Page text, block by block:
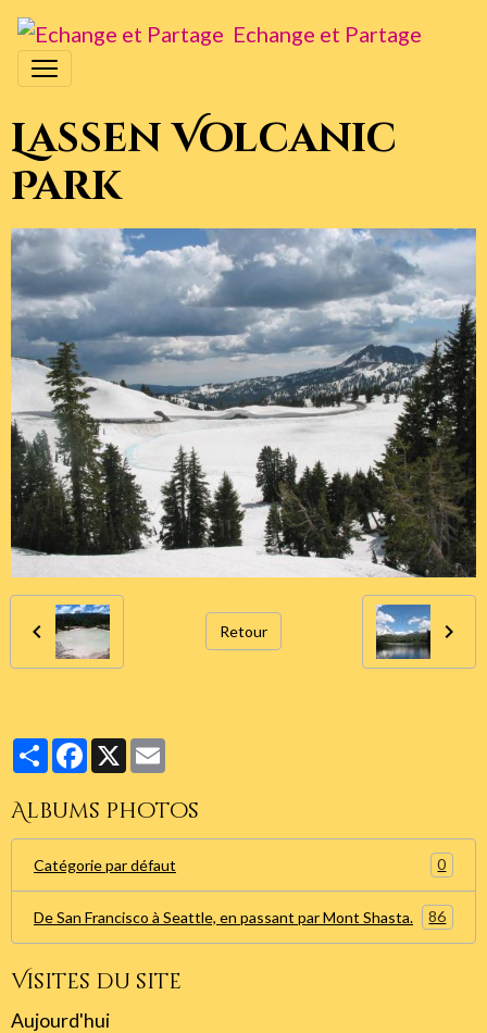
Echange et Partage
Lassen Volcanic
Park
Retour
PartagerFacebook
X
Albums photos
Catégorie par défaut 0
De San Francisco à Seattle, en passant par Mont Shasta. 86
Visites du site
Aujourd'hui